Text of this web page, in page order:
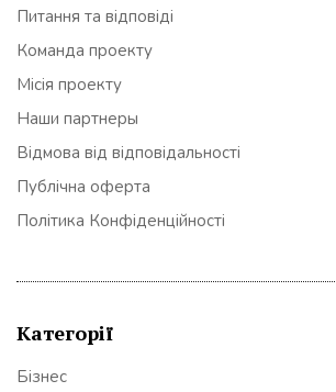
Питання та відповіді
Команда проекту
Місія проекту
Наши партнеры
Відмова від відповідальності
Публічна оферта
Політика Конфіденційності
Категорії
Бізнес